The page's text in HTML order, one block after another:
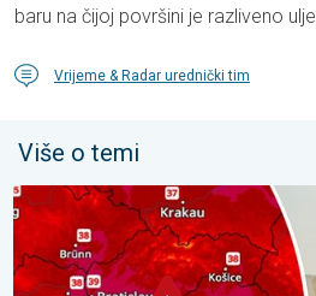
baru na čijoj površini je razliveno
Vrijeme & Radar urednički tim
Više o temi
Ekstremne vrućine u istočnoj